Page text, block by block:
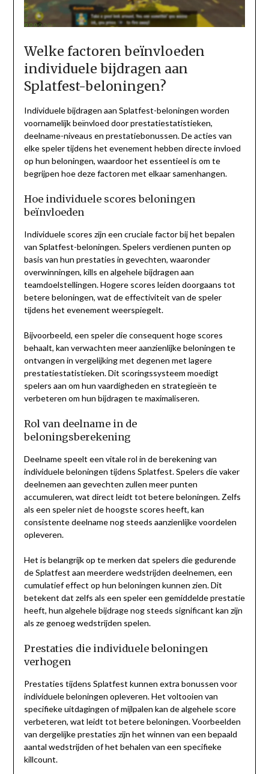
Welke factoren beïnvloeden
individuele bijdragen aan
Splatfest-beloningen?
Individuele bijdragen aan Splatfest-beloningen worden
voornamelijk beïnvloed door prestatiestatistieken,
deelname-niveaus en prestatiebonussen. De acties van
elke speler tijdens het evenement hebben directe invloed
op hun beloningen, waardoor het essentieel is om te
begrijpen hoe deze factoren met elkaar samenhangen.
Hoe individuele scores beloningen
beïnvloeden
Individuele scores zijn een cruciale factor bij het bepalen
van Splatfest-beloningen. Spelers verdienen punten op
basis van hun prestaties in gevechten, waaronder
overwinningen, kills en algehele bijdragen aan
teamdoelstellingen. Hogere scores leiden doorgaans tot
betere beloningen, wat de effectiviteit van de speler
tijdens het evenement weerspiegelt.
Bijvoorbeeld, een speler die consequent hoge scores
behaalt, kan verwachten meer aanzienlijke beloningen te
ontvangen in vergelijking met degenen met lagere
prestatiestatistieken. Dit scoringssysteem moedigt
spelers aan om hun vaardigheden en strategieën te
verbeteren om hun bijdragen te maximaliseren.
Rol van deelname in de
beloningsberekening
Deelname speelt een vitale rol in de berekening van
individuele beloningen tijdens Splatfest. Spelers die vaker
deelnemen aan gevechten zullen meer punten
accumuleren, wat direct leidt tot betere beloningen. Zelfs
als een speler niet de hoogste scores heeft, kan
consistente deelname nog steeds aanzienlijke voordelen
opleveren.
Het is belangrijk op te merken dat spelers die gedurende
de Splatfest aan meerdere wedstrijden deelnemen, een
cumulatief effect op hun beloningen kunnen zien. Dit
betekent dat zelfs als een speler een gemiddelde prestatie
heeft, hun algehele bijdrage nog steeds significant kan zijn
als ze genoeg wedstrijden spelen.
Prestaties die individuele beloningen
verhogen
Prestaties tijdens Splatfest kunnen extra bonussen voor
individuele beloningen opleveren. Het voltooien van
specifieke uitdagingen of mijlpalen kan de algehele score
verbeteren, wat leidt tot betere beloningen. Voorbeelden
van dergelijke prestaties zijn het winnen van een bepaald
aantal wedstrijden of het behalen van een specifieke
killcount.